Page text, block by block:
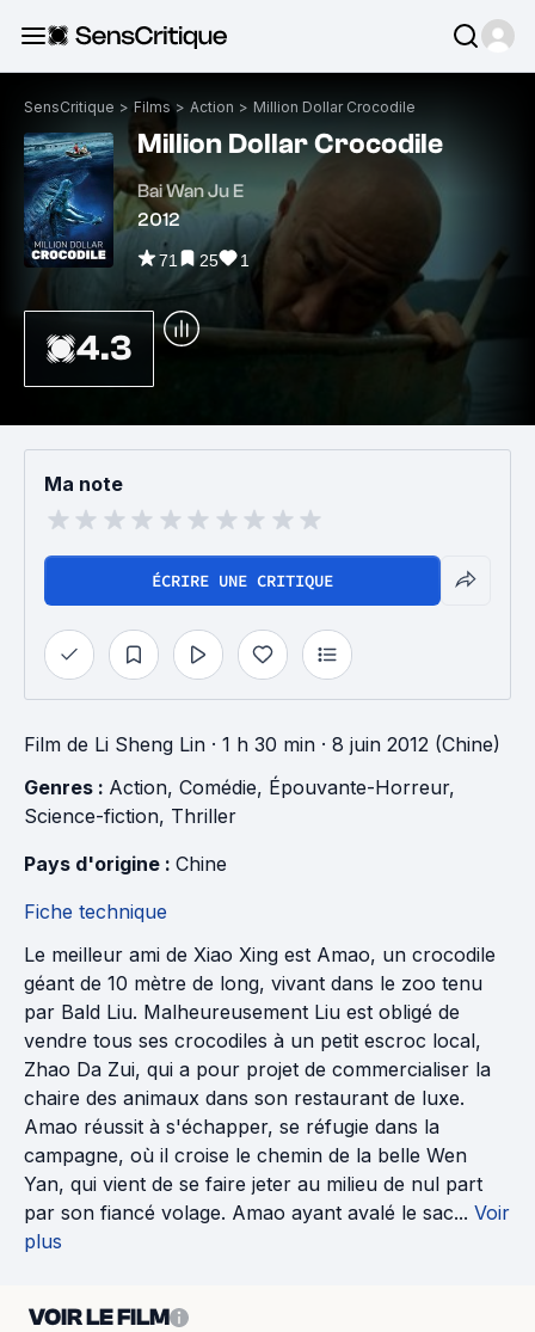
SensCritique > Films > Action > Million Dollar Crocodile
Million Dollar Crocodile
Bai Wan Ju E
2012
71 25 1
4.3
Ma note
ÉCRIRE UNE CRITIQUE
Film de Li Sheng Lin · 1 h 30 min · 8 juin 2012 (Chine)
Genres : Action, Comédie, Épouvante-Horreur,
Science-fiction, Thriller
Pays d'origine : Chine
Fiche technique
Le meilleur ami de Xiao Xing est Amao, un crocodile
géant de 10 mètre de long, vivant dans le zoo tenu
par Bald Liu. Malheureusement Liu est obligé de
vendre tous ses crocodiles à un petit escroc local,
Zhao Da Zui, qui a pour projet de commercialiser la
chaire des animaux dans son restaurant de luxe.
Amao réussit à s'échapper, se réfugie dans la
campagne, où il croise le chemin de la belle Wen
Yan, qui vient de se faire jeter au milieu de nul part
par son fiancé volage. Amao ayant avalé le sac... Voir
plus
VOIR LE FILM